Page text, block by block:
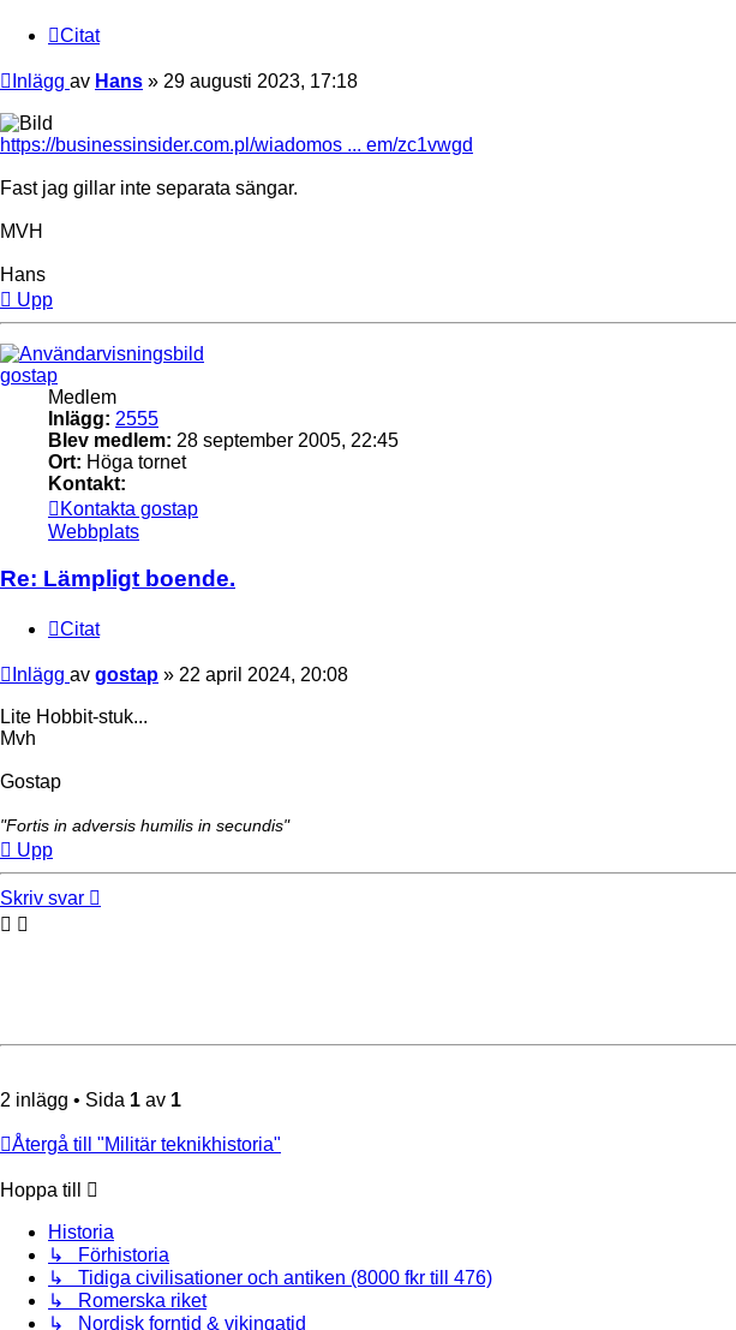
Citat
Inlägg av Hans » 29 augusti 2023, 17:18
https://businessinsider.com.pl/wiadomos ... em/zc1vwgd
Fast jag gillar inte separata sängar.
MVH
Hans
Upp
gostap
Medlem
Inlägg: 2555
Blev medlem: 28 september 2005, 22:45
Ort: Höga tornet
Kontakt:
Kontakta gostap
Webbplats
Re: Lämpligt boende.
Citat
Inlägg av gostap » 22 april 2024, 20:08
Lite Hobbit-stuk...
Mvh
Gostap
"Fortis in adversis humilis in secundis"
Upp
Skriv svar
2 inlägg • Sida 1 av 1
Återgå till "Militär teknikhistoria"
Hoppa till
Historia
↳ Förhistoria
↳ Tidiga civilisationer och antiken (8000 fkr till 476)
↳ Romerska riket
↳ Nordisk forntid & vikingatid